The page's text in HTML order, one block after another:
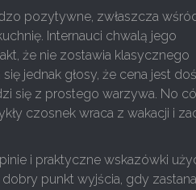
pozytywne, zwłaszcza
Internauci chwalą jego
że nie zostawia klasycznego
jednak głosy, że cena jest
się z prostego warzywa. No
czosnek wraca z wakacji i
i praktyczne wskazówki
dobry punkt wyjścia, gdy